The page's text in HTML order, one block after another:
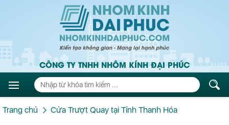
CÔNG TY TNHH NHÔM KÍNH ĐẠI PHÚC
Trang chủ Cửa Trượt Quay tại Tỉnh Thanh Hóa